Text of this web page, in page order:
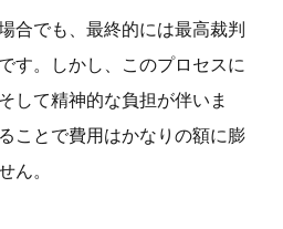
合でも、最終的には最高裁判
す。しかし、このプロセスに
して精神的な負担が伴いま
ことで費用はかなりの額に膨
ん。